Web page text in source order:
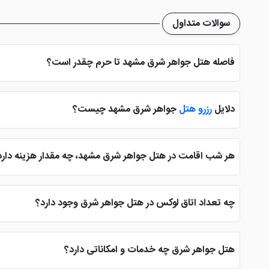
سوالات متداول
فاصله هتل جواهر شرق مشهد تا حرم چقدر است؟
فاصله هتل جواهر شرق مشهد تا حرم مطهر 5 دقیقه به صورت پیاده می باشد. این هتل بین امام رضای 4 و 6 واقع شده و همین امر سبب شده تا همواره مورد توجه زائران
دلایلرزرو هتلجواهر شرق مشهد چیست؟
یکی از دلایل رزرو هتل جواهر شرق مشهد توسط زائران، نزدیکی
هر شب اقامت در هتل جواهر شرق مشهد، چه مقدار هزینه
هر شب اقامت در هتل جواهر شرق شهر بهشت برای اتاق های استاندارد از شبی 280 هزار تومان می باشد که این مبلغ برای سوئیت های 4 تخته به
چه تعداد اتاق لوکس در هتل جواهر شرق وجود دارد؟
هتل جواهر شرق در شهر مشهد فاقد سوئیت لاکچری می باشد که در بیشتر هتل
هتل جواهر شرق چه خدمات و امکاناتی دارد؟